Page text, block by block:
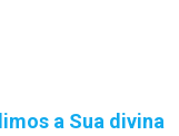
a Sua divina